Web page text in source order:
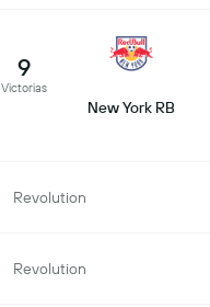
9
Victorias
New York RB
Revolution
Revolution